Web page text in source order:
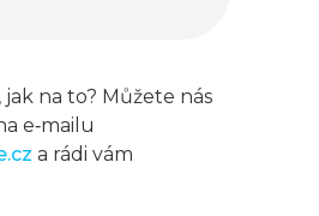
jak na to? Můžete nás
e‑mailu
a rádi vám